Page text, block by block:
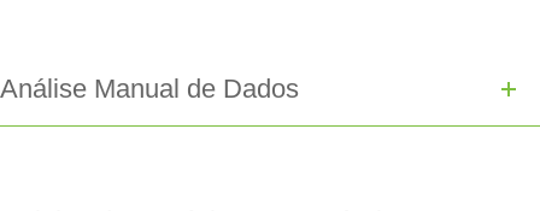
Análise Manual de Dados